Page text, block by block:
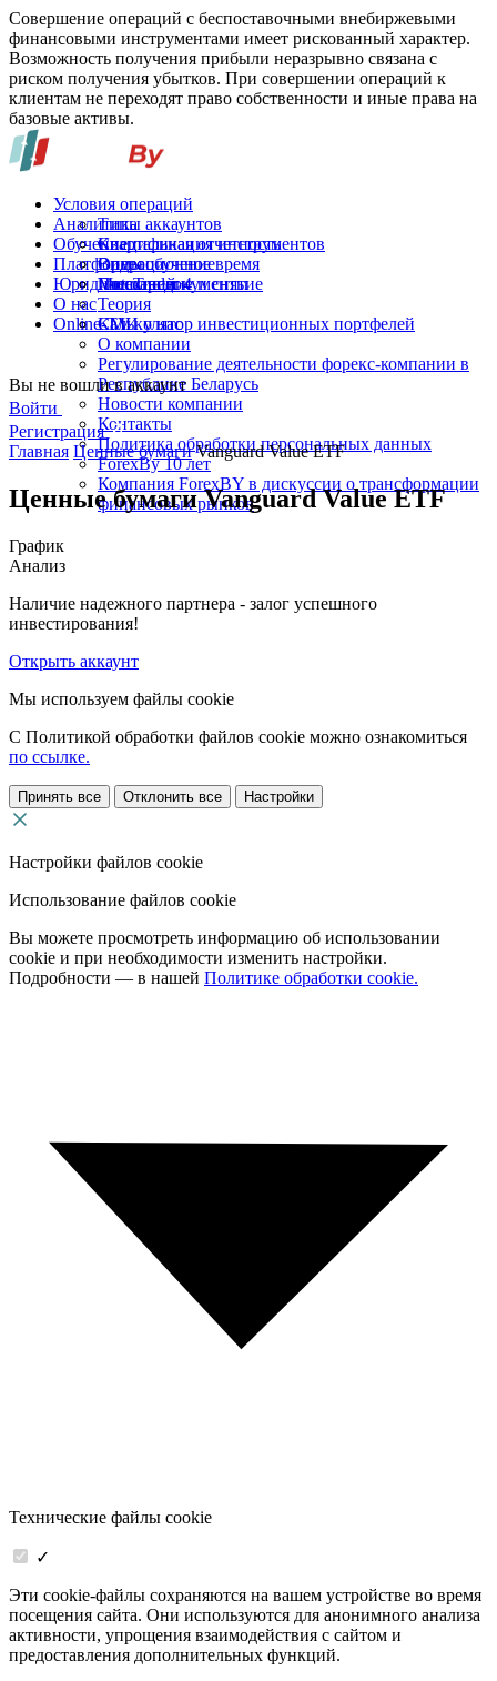
Совершение операций с беспоставочными внебиржевыми
финансовыми инструментами имеет рискованный характер.
Возможность получения прибыли неразрывно связана с
риском получения убытков. При совершении операций к
клиентам не переходят право собственности и иные права на
базовые активы.
Условия операций
Типы аккаунтов
Спецификация инструментов
Операционное время
Пополнение и снятие
Аналитика
Квартальная отчетность
Обучение
Видеообучение
Глоссарий
Теория
Калькулятор инвестиционных портфелей
Платформы
MetaTrader 4
Юридические документы
О нас
СМИ о нас
О компании
Регулирование деятельности форекс-компании в
Республике Беларусь
Новости компании
Контакты
Политика обработки персональных данных
ForexBy 10 лет
Компания ForexBY в дискуссии о трансформации
финансовых рынков
Online-TV
Вы не вошли в аккаунт
Войти
Регистрация
Главная Ценные бумаги Vanguard Value ETF
Ценные бумаги Vanguard Value ETF
График
Анализ
Наличие надежного партнера - залог успешного
инвестирования!
Открыть аккаунт
Мы используем файлы cookie
С Политикой обработки файлов cookie можно ознакомиться
по ссылке.
Принять все Отклонить все Настройки
Настройки файлов cookie
Использование файлов cookie
Вы можете просмотреть информацию об использовании
cookie и при необходимости изменить настройки.
Подробности — в нашей Политике обработки cookie.
Технические файлы cookie
✓
Эти cookie-файлы сохраняются на вашем устройстве во время
посещения сайта. Они используются для анонимного анализа
активности, упрощения взаимодействия с сайтом и
предоставления дополнительных функций.